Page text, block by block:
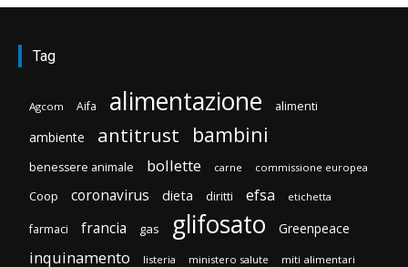
Tag
Agcom Aifa alimentazione alimenti
ambiente antitrust bambini
benessere animale bollette carne commissione europea
Coop coronavirus dieta diritti efsa etichetta
farmaci francia gas glifosato Greenpeace
inquinamento listeria ministero salute miti alimentari